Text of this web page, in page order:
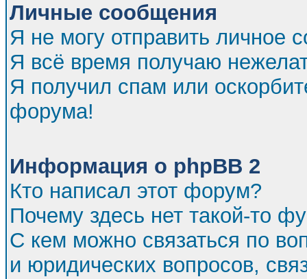
Личные сообщения
Я не могу отправить личное
Я всё время получаю
Я получил спам или
форума!
Информация о phpBB 2
Кто написал этот форум?
Почему здесь нет такой-то
С кем можно связаться по
и юридических вопросов,